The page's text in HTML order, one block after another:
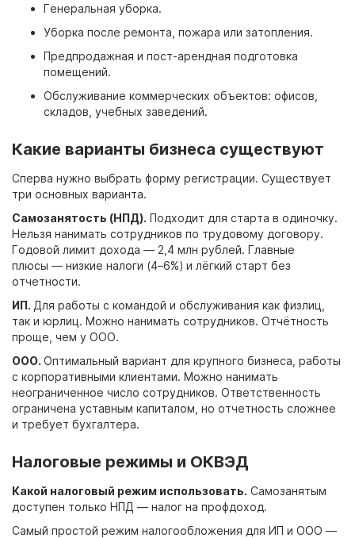
Генеральная уборка.
Уборка после ремонта, пожара или затопления.
Предпродажная и пост-арендная подготовка
помещений.
Обслуживание коммерческих объектов: офисов,
складов, учебных заведений.
Какие варианты бизнеса существуют
Сперва нужно выбрать форму регистрации. Существует
три основных варианта.
Самозанятость (НПД). Подходит для старта в одиночку.
Нельзя нанимать сотрудников по трудовому договору.
Годовой лимит дохода — 2,4 млн рублей. Главные
плюсы — низкие налоги (4–6%) и лёгкий старт без
отчетности.
ИП. Для работы с командой и обслуживания как физлиц,
так и юрлиц. Можно нанимать сотрудников. Отчётность
проще, чем у ООО.
ООО. Оптимальный вариант для крупного бизнеса, работы
с корпоративными клиентами. Можно нанимать
неограниченное число сотрудников. Ответственность
ограничена уставным капиталом, но отчетность сложнее
и требует бухгалтера.
Налоговые режимы и ОКВЭД
Какой налоговый режим использовать. Самозанятым
доступен только НПД — налог на профдоход.
Самый простой режим налогообложения для ИП и ООО —